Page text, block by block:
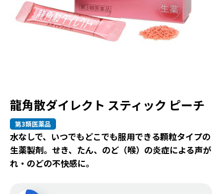
龍角散ダイレクト スティック ピーチ
第3類医薬品
水なしで、いつでもどこでも服用できる顆粒タイプの
生薬製剤。せき、たん、のど（喉）の炎症による声が
れ・のどの不快感に。